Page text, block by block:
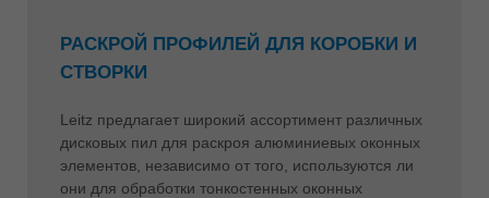
РАСКРОЙ ПРОФИЛЕЙ ДЛЯ КОРОБКИ И
СТВОРКИ
Leitz предлагает широкий ассортимент различных
дисковых пил для раскроя алюминиевых оконных
элементов, независимо от того, используются ли
они для обработки тонкостенных оконных